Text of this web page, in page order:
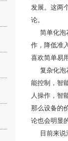
发展。这两
论。
简单化泡
作，降低准
喜欢简单易
复杂化泡
能控制，智
人操作，智
那么设备的
论也会明显
目前来说